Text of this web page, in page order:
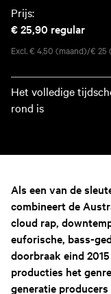
Prijs:
€ 25,90 regular
Excl. € 4,50 (maand)/€
Het volledige
rond is
Als een van de
combineert de
cloud rap,
euforische, bass-
doorbraak eind
producties het
generatie